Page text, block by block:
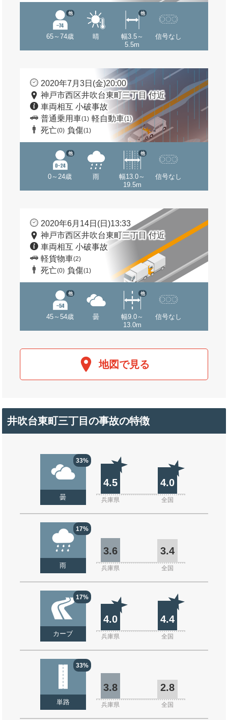
65～74歳
他
晴
幅3.5～
5.5m
他
信号なし
2020年7月3日(金)20:00
神戸市西区井吹台東町三丁目 付近
車両相互 小破事故
普通乗用車(1) 軽自動車(1)
死亡(0) 負傷(1)
0～24歳
他
雨
幅13.0～
19.5m
他
信号なし
2020年6月14日(日)13:33
神戸市西区井吹台東町三丁目 付近
車両相互 小破事故
軽貨物車(2)
死亡(0) 負傷(1)
45～54歳
他
曇
幅9.0～
13.0m
他
信号なし
地図で見る
井吹台東町三丁目の事故の特徴
33%
曇
4.5 4.0
兵庫県 全国
17%
雨
3.6 3.4
兵庫県 全国
17%
カーブ
4.0 4.4
兵庫県 全国
33%
単路
3.8 2.8
兵庫県 全国